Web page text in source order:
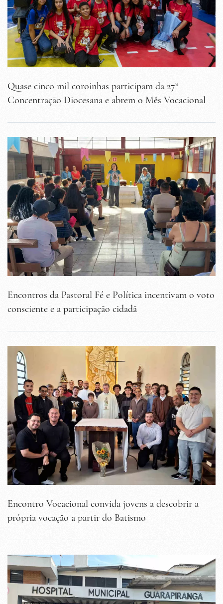
Quase cinco mil coroinhas participam da 27ª
Concentração Diocesana e abrem o Mês Vocacional
Encontros da Pastoral Fé e Política incentivam o voto
consciente e a participação cidadã
Encontro Vocacional convida jovens a descobrir a
própria vocação a partir do Batismo